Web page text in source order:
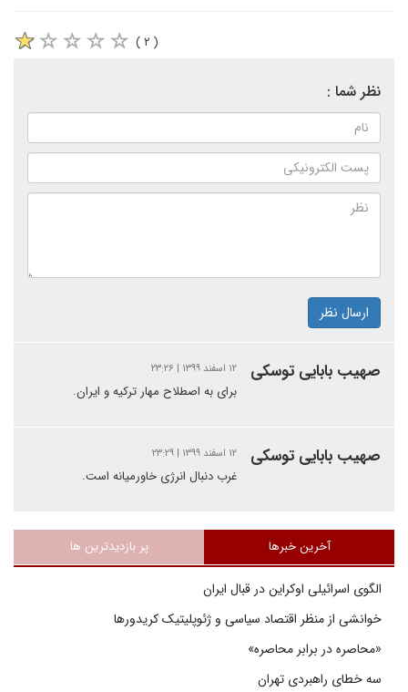
( ۲ )
نظر شما :
ارسال نظر
صهیب بابایی توسکی ۱۲ اسفند ۱۳۹۹ | ۲۳:۲۶
برای به اصطلاح مهار ترکیه و ایران.
صهیب بابایی توسکی ۱۲ اسفند ۱۳۹۹ | ۲۳:۲۹
غرب دنبال انرژی خاورمیانه است.
آخرین خبرها پر بازدیدترین ها
الگوی اسرائیلی اوکراین در قبال ایران
خوانشی از منظر اقتصاد سیاسی و ژئوپلیتیک کریدورها
«محاصره در برابر محاصره»
سه خطای راهبردی تهران